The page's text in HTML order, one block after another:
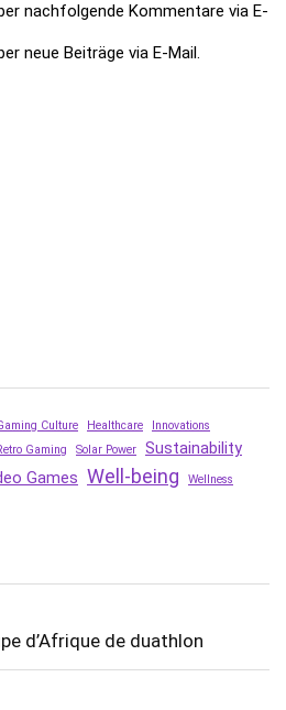
nachfolgende Kommentare via E-
neue Beiträge via E-Mail.
Culture Healthcare
Innovations
Gaming Solar Power Sustainability
Games Well-being Wellness
d’Afrique de duathlon